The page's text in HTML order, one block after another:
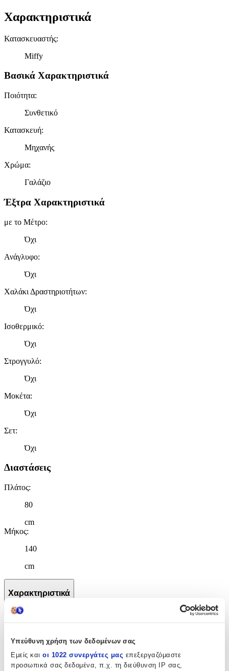
Υπεύθυνη χρήση των δεδομένων σας
Εμείς και οι 1022 συνεργάτες μας επεξεργαζόμαστε
προσωπικά σας δεδομένα, π.χ. τη διεύθυνση IP σας,
Χαρακτηριστικά
Κατασκευαστής:
Miffy
Βασικά Χαρακτηριστικά
Ποιότητα:
Συνθετικό
Κατασκευή:
Μηχανής
Χρώμα:
Γαλάζιο
Έξτρα Χαρακτηριστικά
με το Μέτρο:
Όχι
Ανάγλυφο:
Όχι
Χαλάκι Δραστηριοτήτων:
Όχι
Ισοθερμικό:
Όχι
Στρογγυλό:
Όχι
Μοκέτα:
Όχι
Σετ:
Όχι
Διαστάσεις
Πλάτος:
80
cm
Μήκος:
140
cm
Χαρακτηριστικά
Κατασκευαστής: